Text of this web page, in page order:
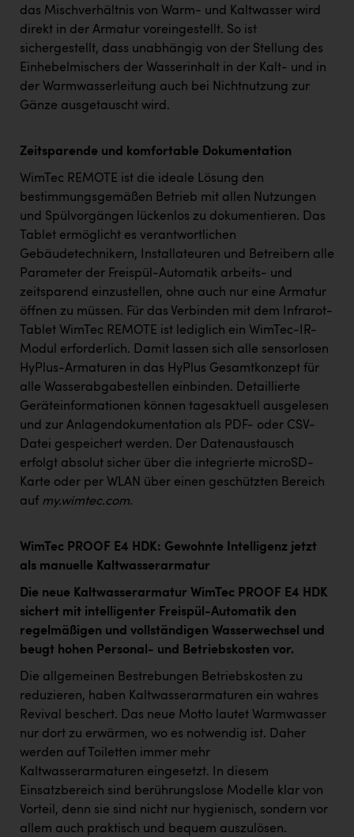
das Mischverhältnis von Warm- und Kaltwasser wird
direkt in der Armatur voreingestellt. So ist
sichergestellt, dass unabhängig von der Stellung des
Einhebelmischers der Wasserinhalt in der Kalt- und in
der Warmwasserleitung auch bei Nichtnutzung zur
Gänze ausgetauscht wird.
Zeitsparende und komfortable Dokumentation
WimTec REMOTE ist die ideale Lösung den
bestimmungsgemäßen Betrieb mit allen Nutzungen
und Spülvorgängen lückenlos zu dokumentieren. Das
Tablet ermöglicht es verantwortlichen
Gebäudetechnikern, Installateuren und Betreibern alle
Parameter der Freispül-Automatik arbeits- und
zeitsparend einzustellen, ohne auch nur eine Armatur
öffnen zu müssen. Für das Verbinden mit dem Infrarot-
Tablet WimTec REMOTE ist lediglich ein WimTec-IR-
Modul erforderlich. Damit lassen sich alle sensorlosen
HyPlus-Armaturen in das HyPlus Gesamtkonzept für
alle Wasserabgabestellen einbinden. Detaillierte
Geräteinformationen können tagesaktuell ausgelesen
und zur Anlagendokumentation als PDF- oder CSV-
Datei gespeichert werden. Der Datenaustausch
erfolgt absolut sicher über die integrierte microSD-
Karte oder per WLAN über einen geschützten Bereich
auf my.wimtec.com.
WimTec PROOF E4 HDK: Gewohnte Intelligenz jetzt
als manuelle Kaltwasserarmatur
Die neue Kaltwasserarmatur WimTec PROOF E4 HDK
sichert mit intelligenter Freispül-Automatik den
regelmäßigen und vollständigen Wasserwechsel und
beugt hohen Personal- und Betriebskosten vor.
Die allgemeinen Bestrebungen Betriebskosten zu
reduzieren, haben Kaltwasserarmaturen ein wahres
Revival beschert. Das neue Motto lautet Warmwasser
nur dort zu erwärmen, wo es notwendig ist. Daher
werden auf Toiletten immer mehr
Kaltwasserarmaturen eingesetzt. In diesem
Einsatzbereich sind berührungslose Modelle klar von
Vorteil, denn sie sind nicht nur hygienisch, sondern vor
allem auch praktisch und bequem auszulösen.